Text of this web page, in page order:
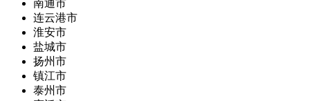
南通市
连云港市
淮安市
盐城市
扬州市
镇江市
泰州市